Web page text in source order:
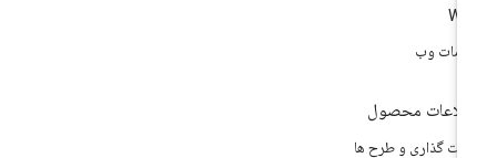
وب
محصول
گذاری و طرح ها